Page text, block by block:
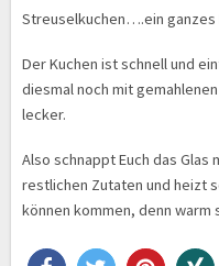
Streuselkuchen….ein
Der Kuchen ist schnell und
diesmal noch mit
lecker.
Also schnappt Euch das
restlichen Zutaten und heizt
können kommen, denn